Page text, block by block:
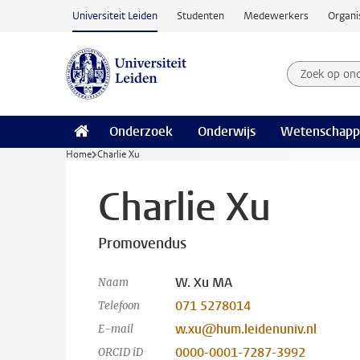
Ga naar hoofdinhoud
Universiteit Leiden Studenten Medewerkers
Zoek op
Zoekterm
Onderzoek Onderwijs
Home Charlie Xu
Charlie Xu
Promovendus
Naam W. Xu MA
Telefoon 071 5278014
E-mail w.xu@hum.leidenuniv.nl
ORCID iD 0000-0001-7287-3992